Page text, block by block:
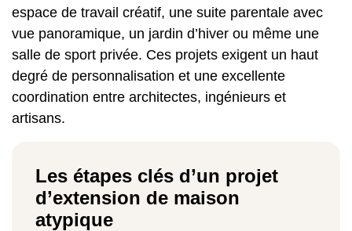
espace de travail créatif, une suite parentale avec
vue panoramique, un jardin d’hiver ou même une
salle de sport privée. Ces projets exigent un haut
degré de personnalisation et une excellente
coordination entre architectes, ingénieurs et
artisans.
Les étapes clés d’un projet
d’extension de maison
atypique